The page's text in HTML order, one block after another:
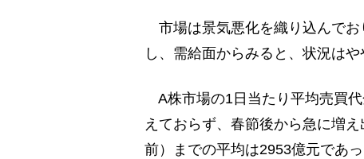
市場は景気悪化を織り込んでお
し、需給面からみると、状況はや
A株市場の1日当たり平均売買
えておらず、春節後から急に増
前）までの平均は2953億元であ